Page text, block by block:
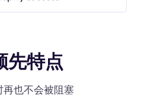
先特点
也不会被阻塞